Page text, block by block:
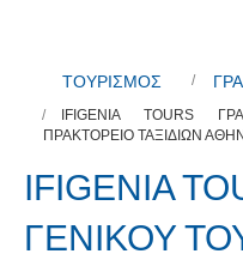
ΤΟΥΡΙΣΜΟΣ
IFIGENIA TOURS
ΠΡΑΚΤΟΡΕΙΟ ΤΑΞΙΔΙΩΝ
IFIGENIA
ΓΕΝΙΚΟΥ